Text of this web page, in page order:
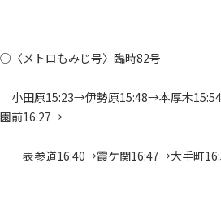
○〈メトロもみじ号〉臨時82号
小田原15:23→伊勢原15:48→本厚木
園前16:27→
表参道16:40→霞ケ関16:47→大手町